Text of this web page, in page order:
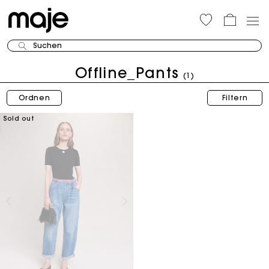
Suchen
Offline_Pants (1)
Ordnen Filtern
Sold out